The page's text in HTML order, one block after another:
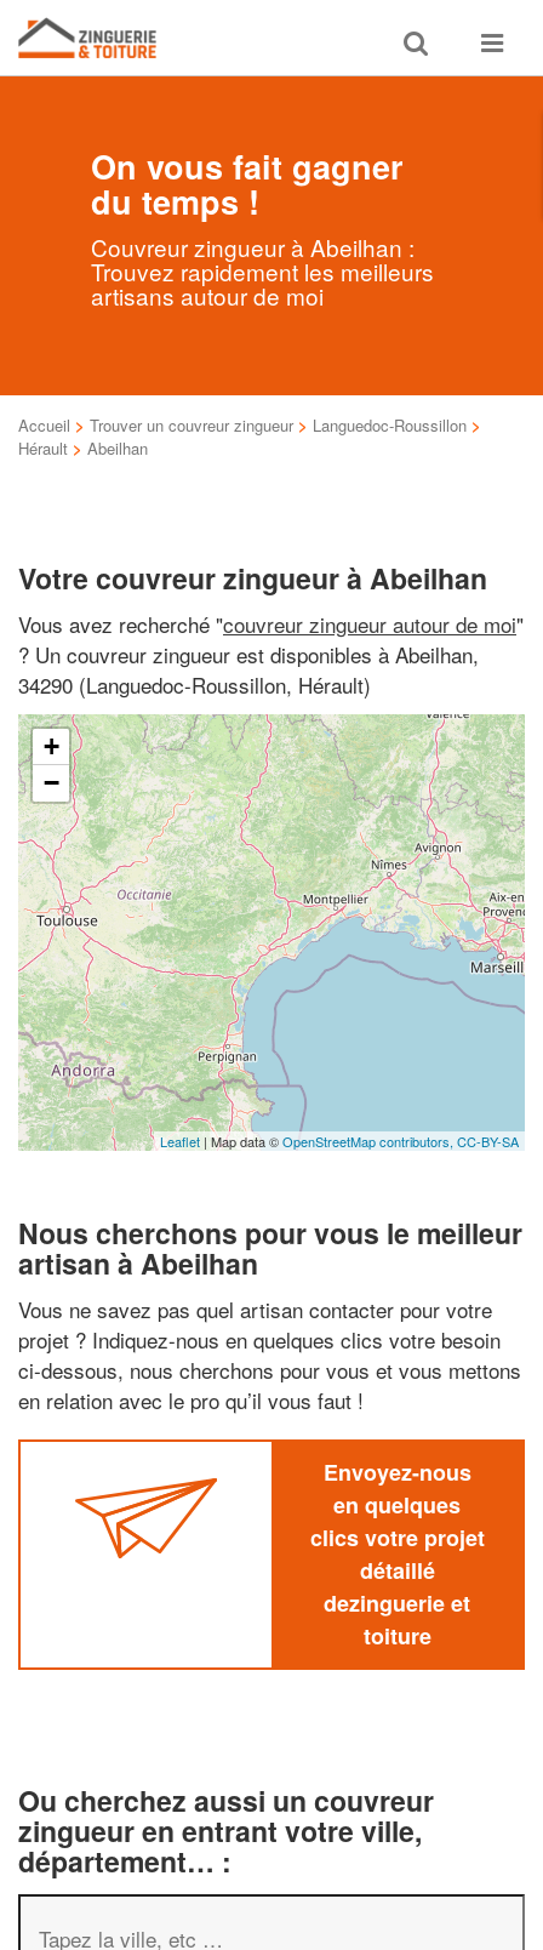
Toggle
search
Toggle
On vous fait gagner
du temps !
Couvreur zingueur à Abeilhan :
Trouvez rapidement les meilleurs
artisans autour de moi
Accueil > Trouver un couvreur zingueur > Languedoc-Roussillon >
Hérault > Abeilhan
Votre couvreur zingueur à Abeilhan
Vous avez recherché "couvreur zingueur autour de moi"
? Un couvreur zingueur est disponibles à Abeilhan,
34290 (Languedoc-Roussillon, Hérault)
+
−
Leaflet | Map data ©OpenStreetMap contributors, CC-BY-SA
Nous cherchons pour vous le meilleur
artisan à Abeilhan
Vous ne savez pas quel artisan contacter pour votre
projet ? Indiquez-nous en quelques clics votre besoin
ci-dessous, nous cherchons pour vous et vous mettons
en relation avec le pro qu’il vous faut !
Envoyez-nous
en quelques
clics votre projet
détaillé
dezinguerie et
toiture
Ou cherchez aussi un couvreur
zingueur en entrant votre ville,
département… :